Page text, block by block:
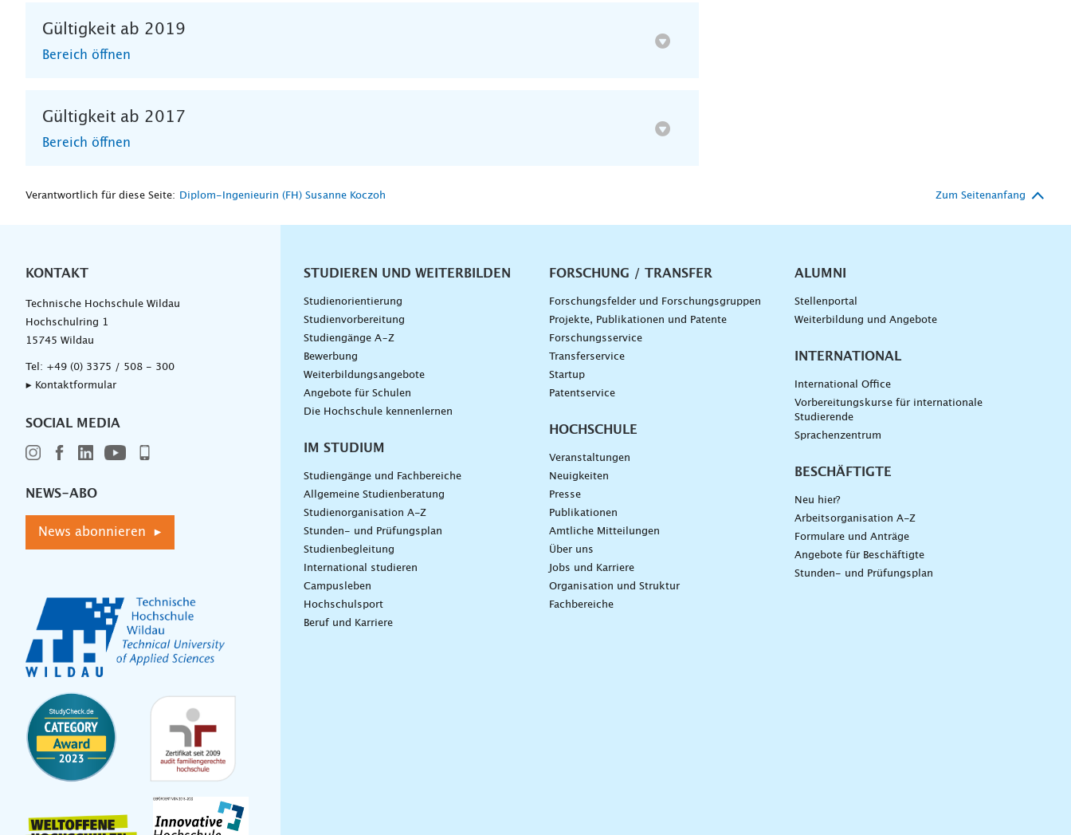
Gültigkeit ab 2019
Bereich öffnen
Gültigkeit ab 2017
Bereich öffnen
Verantwortlich für diese Seite: Diplom-Ingenieurin (FH) Susanne Koczoh Zum Seitenanfang
KONTAKT
Technische Hochschule Wildau
Hochschulring 1
15745 Wildau
Tel: +49 (0) 3375 / 508 - 300
▸ Kontaktformular
SOCIAL MEDIA
NEWS-ABO
News abonnieren ▸
Unternavigation
STUDIEREN UND WEITERBILDEN
Studienorientierung
Studienvorbereitung
Studiengänge A–Z
Bewerbung
Weiterbildungsangebote
Angebote für Schulen
Die Hochschule kennenlernen
IM STUDIUM
Studiengänge und Fachbereiche
Allgemeine Studienberatung
Studienorganisation A-Z
Stunden- und Prüfungsplan
Studienbegleitung
International studieren
Campusleben
Hochschulsport
Beruf und Karriere
FORSCHUNG / TRANSFER
Forschungsfelder und Forschungsgruppen
Projekte, Publikationen und Patente
Forschungsservice
Transferservice
Startup
Patentservice
HOCHSCHULE
Veranstaltungen
Neuigkeiten
Presse
Publikationen
Amtliche Mitteilungen
Über uns
Jobs und Karriere
Organisation und Struktur
Fachbereiche
ALUMNI
Stellenportal
Weiterbildung und Angebote
INTERNATIONAL
International Office
Vorbereitungskurse für internationale
Studierende
Sprachenzentrum
BESCHÄFTIGTE
Neu hier?
Arbeitsorganisation A-Z
Formulare und Anträge
Angebote für Beschäftigte
Stunden- und Prüfungsplan